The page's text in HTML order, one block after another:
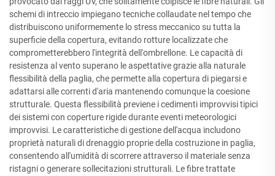
schemi di intreccio impiegano tecniche collaudate nel tempo che
distribuiscono uniformemente lo stress meccanico su tutta la
superficie della copertura, evitando rotture localizzate che
comprometterebbero l'integrità dell'ombrellone. Le capacità di
resistenza al vento superano le aspettative grazie alla naturale
flessibilità della paglia, che permette alla copertura di piegarsi e
adattarsi alle correnti d'aria mantenendo comunque la coesione
strutturale. Questa flessibilità previene i cedimenti improvvisi tipici
dei sistemi con coperture rigide durante eventi meteorologici
improvvisi. Le caratteristiche di gestione dell'acqua includono
proprietà naturali di drenaggio proprie della costruzione in paglia,
consentendo all'umidità di scorrere attraverso il materiale senza
ristagni o generare sollecitazioni strutturali. Le fibre trattate